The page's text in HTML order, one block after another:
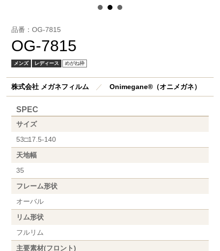
品番：OG-7815
OG-7815
メンズ レディース めがね枠
株式会社 メガネフィルム ／Onimegane®（オニメガネ）
SPEC
サイズ
53□17.5-140
天地幅
35
フレーム形状
オーバル
リム形状
フルリム
主要素材(フロント)